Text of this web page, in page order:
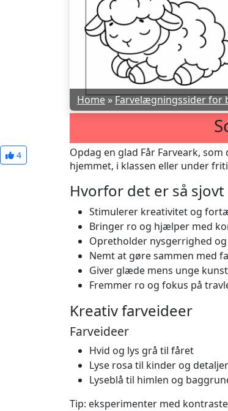
Home»Farvelægningssider for
4
Opdag en glad Får Farveark,
hjemmet, i klassen eller under
Hvorfor det er så
Stimulerer kreativitet og
Bringer ro og hjælper med
Opretholder nysgerrighed
Nemt at gøre sammen med
Giver glæde mens unge
Fremmer ro og fokus på
Kreativ farveideer
Farveideer
Hvid og lys grå til fåret
Lyse rosa til kinder og detaljer
Lyseblå til himlen og
Tip: eksperimenter med